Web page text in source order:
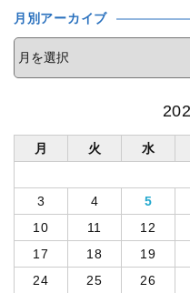
月別アーカイブ
月 火 水
3
4 5
10
11 12
17
18 19
24
25 26